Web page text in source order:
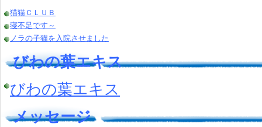
猫猫ＣＬＵＢ
寝不足です～
ノラの子猫を入院させました
びわの葉エキス
びわの葉エキス
メッセージ